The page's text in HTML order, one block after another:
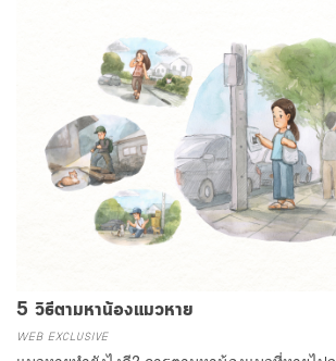
5 วิธีตามหาน้องแมวหาย
WEB EXCLUSIVE